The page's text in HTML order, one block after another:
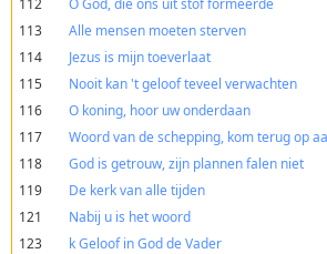
112
O God, die ons uit stof formeerde
113
Alle mensen moeten sterven
114
Jezus is mijn toeverlaat
115
Nooit kan 't geloof teveel verwachten
116
O koning, hoor uw onderdaan
117
Woord van de schepping, kom terug op
118
God is getrouw, zijn plannen falen niet
119
De kerk van alle tijden
121
Nabij u is het woord
123
k Geloof in God de Vader